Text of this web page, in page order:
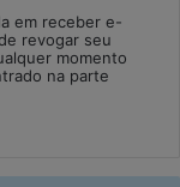
em receber e-
revogar seu
momento
na parte